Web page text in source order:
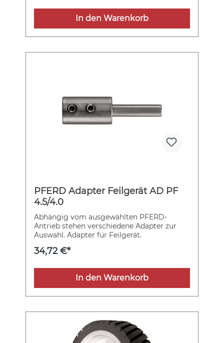
In den Warenkorb
PFERD Adapter Feilgerät AD PF
4.5/4.0
Abhängig vom ausgewählten PFERD-
Antrieb stehen verschiedene Adapter zur
Auswahl. Adapter für Feilgerät.
34,72 €*
In den Warenkorb